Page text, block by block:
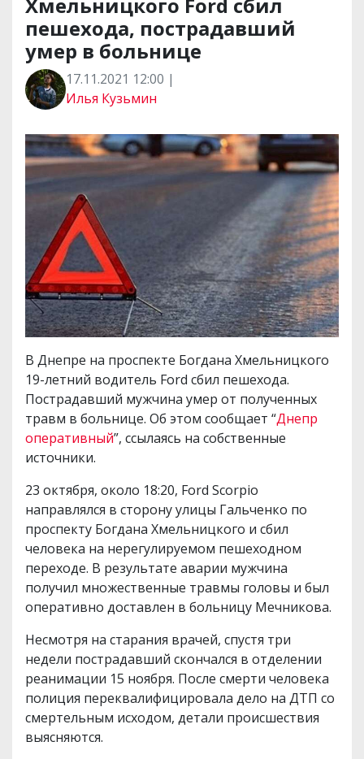
пешехода, пострадавший
умер в больнице
17.11.2021 12:00 |
Илья Кузьмин
В Днепре на проспекте Богдана Хмельницкого
19-летний водитель Ford сбил пешехода.
Пострадавший мужчина умер от полученных
травм в больнице. Об этом сообщает “Днепр
оперативный”, ссылаясь на собственные
источники.
23 октября, около 18:20, Ford Scorpio
направлялся в сторону улицы Гальченко по
проспекту Богдана Хмельницкого и сбил
человека на нерегулируемом пешеходном
переходе. В результате аварии мужчина
получил множественные травмы головы и был
оперативно доставлен в больницу Мечникова.
Несмотря на старания врачей, спустя три
недели пострадавший скончался в отделении
реанимации 15 ноября. После смерти человека
полиция переквалифицировала дело на ДТП со
смертельным исходом, детали происшествия
выясняются.